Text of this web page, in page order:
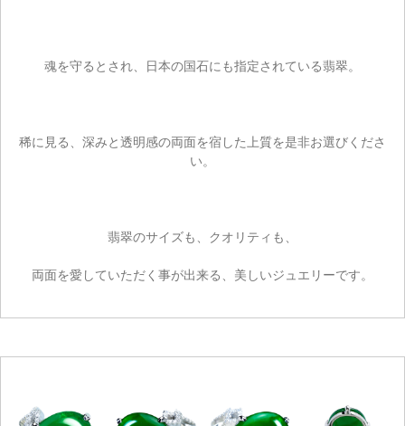
魂を守るとされ、日本の国石にも指定されている翡翠。
稀に見る、深みと透明感の両面を宿した上質を是非お選びくださ
い。
翡翠のサイズも、クオリティも、
両面を愛していただく事が出来る、美しいジュエリーです。
ご注文手続き
お買い物を続ける